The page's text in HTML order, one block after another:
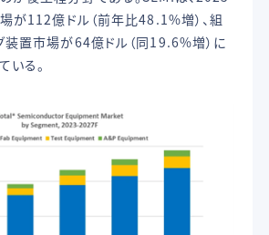
が112億ドル（前年比48.1%増）、組
装置市場が64億ドル（同19.6%増）に
いる。